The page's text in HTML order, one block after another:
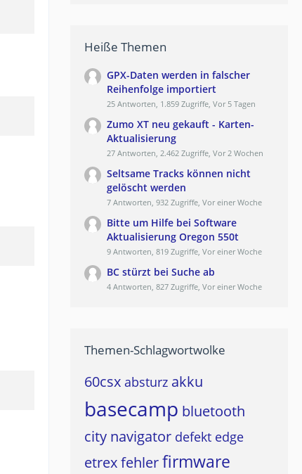
Heiße Themen
GPX-Daten werden in falscher
Reihenfolge importiert
25 Antworten, 1.859 Zugriffe, Vor 5 Tagen
Zumo XT neu gekauft - Karten-
Aktualisierung
27 Antworten, 2.462 Zugriffe, Vor 2 Wochen
Seltsame Tracks können nicht
gelöscht werden
7 Antworten, 932 Zugriffe, Vor einer Woche
Bitte um Hilfe bei Software
Aktualisierung Oregon 550t
9 Antworten, 819 Zugriffe, Vor einer Woche
BC stürzt bei Suche ab
4 Antworten, 827 Zugriffe, Vor einer Woche
Themen-Schlagwortwolke
60csx absturz akku
basecamp bluetooth
city navigator defekt edge
etrexfehlerfirmware